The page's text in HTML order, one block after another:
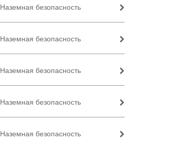
Наземная безопасность
Наземная безопасность
Наземная безопасность
Наземная безопасность
Наземная безопасность